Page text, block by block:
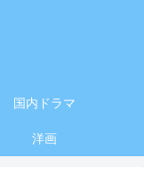
国内ドラマ
洋画